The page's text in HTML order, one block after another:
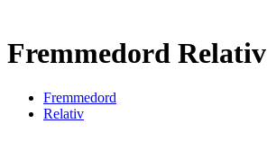
Fremmedord Relativ
Fremmedord
Relativ